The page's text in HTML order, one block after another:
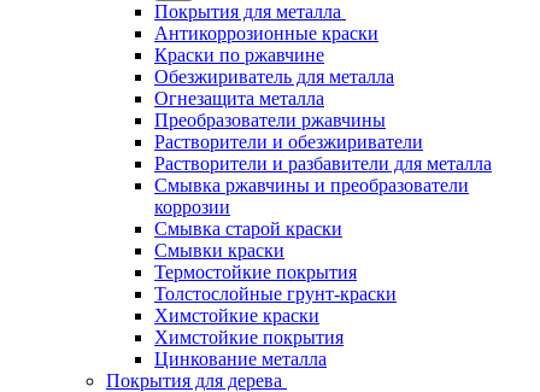
Покрытия для металла
Антикоррозионные краски
Краски по ржавчине
Обезжириватель для металла
Огнезащита металла
Преобразователи ржавчины
Растворители и обезжириватели
Растворители и разбавители для металла
Смывка ржавчины и преобразователи
коррозии
Смывка старой краски
Смывки краски
Термостойкие покрытия
Толстослойные грунт-краски
Химстойкие краски
Химстойкие покрытия
Цинкование металла
Покрытия для дерева